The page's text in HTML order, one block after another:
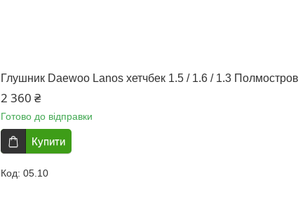
Глушник Daewoo Lanos хетчбек 1.5 / 1.6 / 1.3 Полмостров
2 360 ₴
Готово до відправки
Купити
05.10